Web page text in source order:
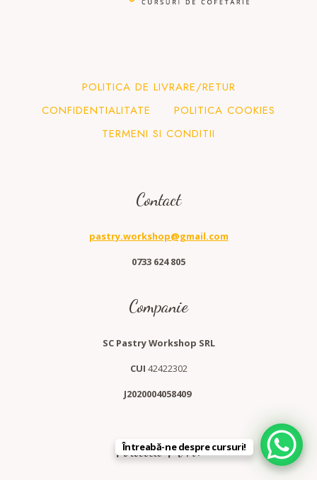
POLITICA DE LIVRARE/RETUR
CONFIDENTIALITATE
POLITICA COOKIES
TERMENI SI CONDITII
Contact
pastry.workshop@gmail.com
0733 624 805
Companie
SC Pastry Workshop SRL
CUI 42422302
J2020004058409
Politica TVA:
Întreabă-ne despre cursuri!